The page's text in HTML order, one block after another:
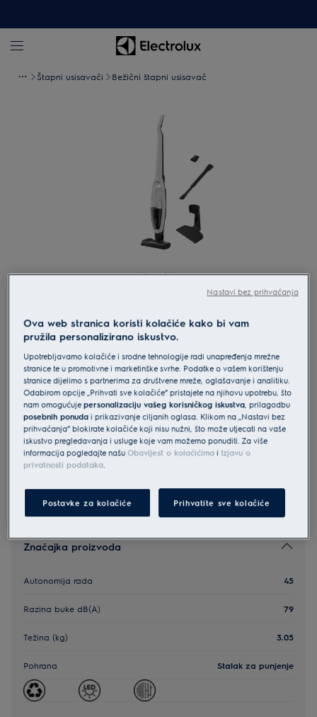
Štapni usisavači Bežični štapni usisavač
Povećaj
ES52CB18SH
Electrolux 500 Cordless cleaner 2in1
bez vrećice Shell White 45 mins
0 (0)
Sigurnosne upute i sigurnosna upozorenja prema EU
regulativi 2023/988 navedeni su u korisničkom priručniku. Za
sigurno korištenje proizvoda pročitajte cijeli korisnički
priručnik.
Značajka proizvoda
Autonomija rada 45
Razina buke dB(A) 79
Težina (kg) 3.05
Pohrana Stalak za punjenje
Ova web stranica koristi kolačiće kako bi vam
pružila personalizirano iskustvo.
Upotrebljavamo kolačiće i srodne tehnologije radi unapređenja mrežne
stranice te u promotivne i marketinške svrhe. Podatke o vašem korištenju
stranice dijelimo s partnerima za društvene mreže, oglašavanje i analitiku.
Odabirom opcije „Prihvati sve kolačiće” pristajete na njihovu upotrebu, što
nam omogućujepersonalizaciju vašeg korisničkog iskustva, prilagodbu
posebnih ponuda i prikazivanje ciljanih oglasa. Klikom na „Nastavi bez
prihvaćanja” blokirate kolačiće koji nisu nužni, što može utjecati na vaše
iskustvo pregledavanja i usluge koje vam možemo ponuditi. Za više
informacija pogledajte našuObavijest o kolačićima i Izjavu o
privatnosti podataka.
Postavke za kolačiće Prihvatite sve kolačiće
Nastavi bez prihvaćanja